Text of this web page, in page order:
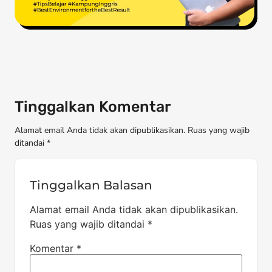
Tinggalkan Komentar
Alamat email Anda tidak akan dipublikasikan. Ruas yang wajib
ditandai *
Tinggalkan Balasan
Alamat email Anda tidak akan dipublikasikan.
Ruas yang wajib ditandai *
Komentar *